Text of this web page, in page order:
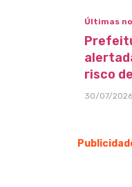
Últimas
risco
30/07/2026